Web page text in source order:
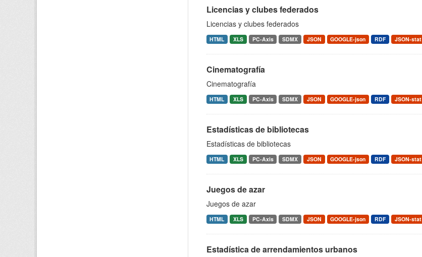
Licencias y clubes federados
Licencias y clubes federados
HTML XLS PC-Axis SDMX JSON GOOGLE-json RDF JSON-stat
Cinematografía
Cinematografía
HTML XLS PC-Axis SDMX JSON GOOGLE-json RDF JSON-stat
Estadísticas de bibliotecas
Estadísticas de bibliotecas
HTML XLS PC-Axis SDMX JSON GOOGLE-json RDF JSON-stat
Juegos de azar
Juegos de azar
HTML XLS PC-Axis SDMX JSON GOOGLE-json RDF JSON-stat
Estadística de arrendamientos urbanos